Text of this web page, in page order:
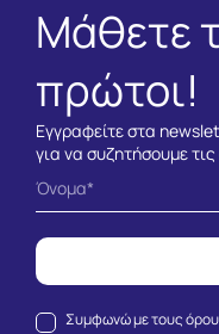
Μάθετε
πρώτοι!
Εγγραφείτε στα
για να συζητήσουμε
Συμφωνώ με τους